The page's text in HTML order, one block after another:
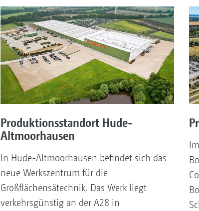
Produktionsstandort Hude-
Altmoorhausen
In Hude-Altmoorhausen befindet sich das
neue Werkszentrum für die
Großflächensätechnik. Das Werk liegt
verkehrsgünstig an der A28 in